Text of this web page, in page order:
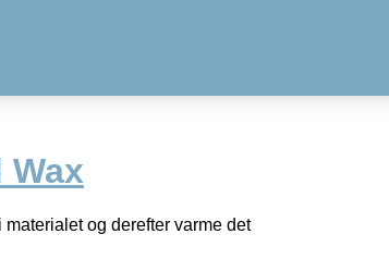
Wax
og derefter varme det